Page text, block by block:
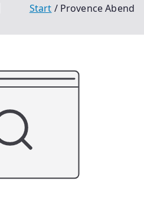
Start Provence Abend